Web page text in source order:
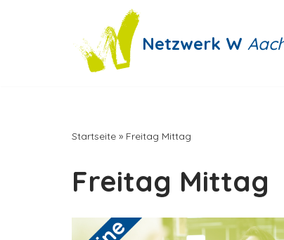
Netzwerk W
Startseite » Freitag Mittag
Freitag Mittag